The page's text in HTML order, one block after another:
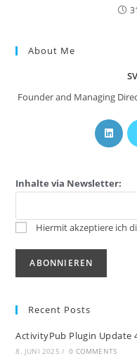
About Me
Founder and Managing
Inhalte via Newsletter:
Hiermit akzeptiere ich
Recent Posts
ActivityPub Plugin Update
8. JUNI 2025 / 0 COMMENTS